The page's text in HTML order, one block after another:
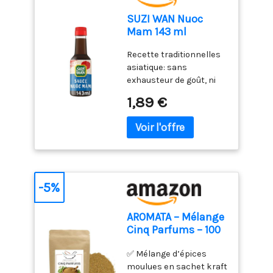
SUZI WAN Nuoc
Mam 143 ml
Recette traditionnelles
asiatique: sans
exhausteur de goût, ni
conservateur, ni arôme
artificiels. Donnez une
touche d'exotisme en
Màm.. Assaisonnez vos
plats de viandes, de
poisson et de légumes.
Idéale pour faire vos
préparations et
bouillons. Simple
pratique avec bec
1,89 €
AROMATA – Mélange
Cinq Parfums – 100
d’épices/Cuisine
asiatique/Aigre
✅ Mélange d’épices
moulues en sachet kraft
-5%